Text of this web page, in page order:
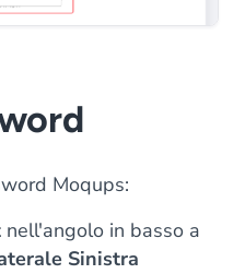
Moqups:
nell'angolo in basso a
Sinistra